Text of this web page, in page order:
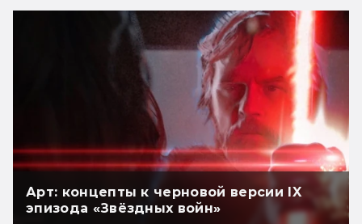
Арт: концепты к черновой версии IX
эпизода «Звёздных войн»